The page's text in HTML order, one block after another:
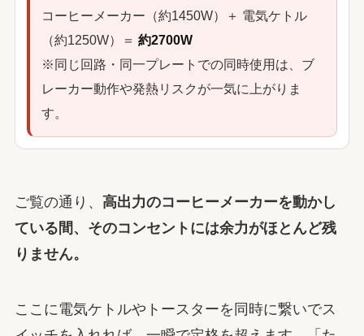
コーヒーメーカー（約1450W）＋ 電気ケトル
（約1250W）＝ 約2700W
※同じ回路・同一プレートでの同時使用は、ブ
レーカー動作や発熱リスクが一気に上がりま
す。
ご覧の通り、 高出力のコーヒーメーカーを動かし
ている間、そのコンセントには余力がほとんど残
りません。
ここに電気ケトルやトースターを同時に繋いでス